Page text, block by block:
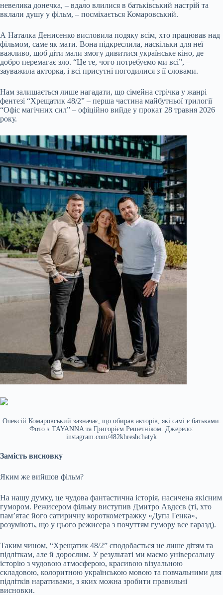
невелика донечка, – вдало влилися в батьківський настрій та
вклали душу у фільм, – посміхається Комаровський.
А Наталка Денисенко висловила подяку всім, хто працював над
фільмом, саме як мати. Вона підкреслила, наскільки для неї
важливо, щоб діти мали змогу дивитися українське кіно, де
добро перемагає зло. “Це те, чого потребуємо ми всі”, –
зауважила акторка, і всі присутні погодилися з її словами.
Нам залишається лише нагадати, що сімейна стрічка у жанрі
фентезі “Хрещатик 48/2” – перша частина майбутньої трилогії
“Офіс магічних сил” – офіційно вийде у прокат 28 травня 2026
року.
Олексій Комаровський зазначає, що обирав акторів, які самі є батьками.
Фото з TAYANNA та Григорієм Решетніком. Джерело:
instagram.com/482khreshchatyk
Замість висновку
Яким же вийшов фільм?
На нашу думку, це чудова фантастична історія, насичена якісним
гумором. Режисером фільму виступив Дмитро Авдєєв (ті, хто
пам’ятає його сатиричну короткометражку «Дупа Генка»,
розуміють, що у цього режисера з почуттям гумору все гаразд).
Таким чином, “Хрещатик 48/2” сподобається не лише дітям та
підліткам, але й дорослим. У результаті ми маємо універсальну
історію з чудовою атмосферою, красивою візуальною
складовою, колоритною українською мовою та повчальними для
підлітків наративами, з яких можна зробити правильні
висновки.